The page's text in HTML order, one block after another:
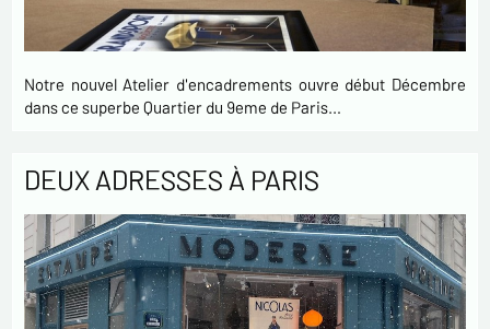
Notre nouvel Atelier d'encadrements ouvre début Décembre
dans ce superbe Quartier du 9eme de Paris…
DEUX ADRESSES À PARIS